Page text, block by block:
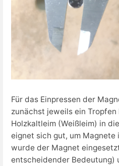
Für das Einpressen der
zunächst jeweils ein
Holzkaltleim (Weißleim) in
eignet sich gut, um Magnete
wurde der Magnet
entscheidender Bedeutung)